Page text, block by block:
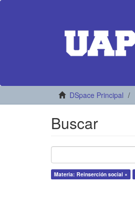
DSpace Principal
Buscar
Materia: Reinserción social ×